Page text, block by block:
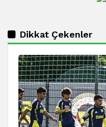
Dikkat Çekenler